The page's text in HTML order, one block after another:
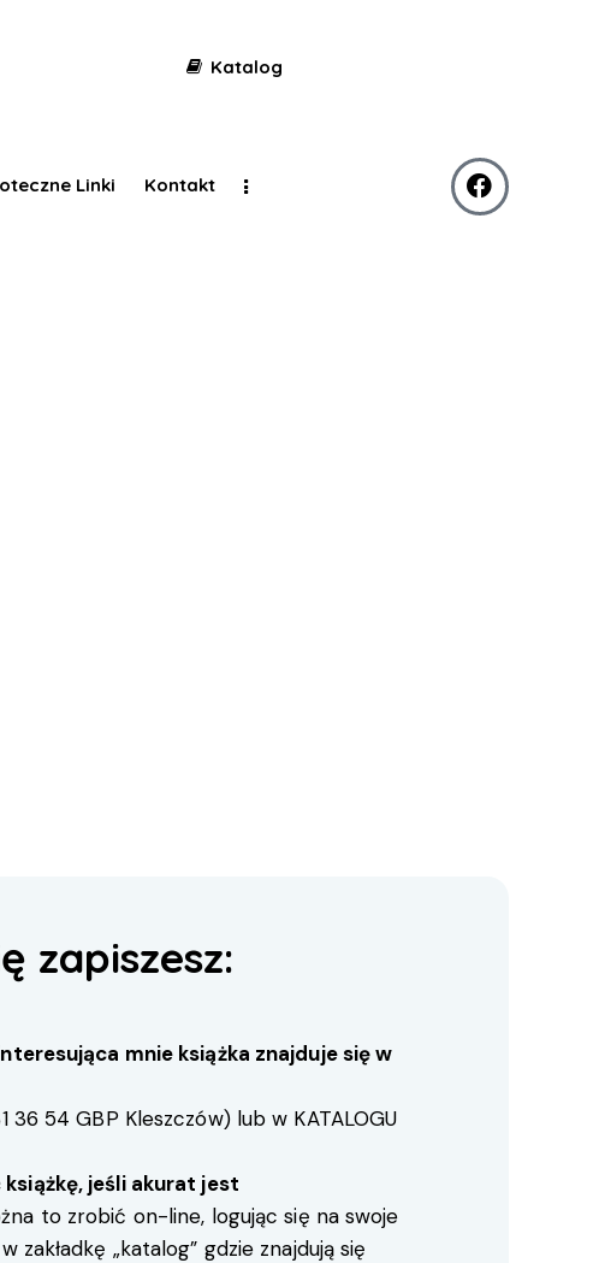
Katalog
Linki Kontakt
zapiszesz:
mnie książka znajduje się w
36 54 GBP Kleszczów) lub w KATALOGU
jeśli akurat jest
to zrobić on-line, logując się na swoje
zakładkę „katalog” gdzie znajdują się